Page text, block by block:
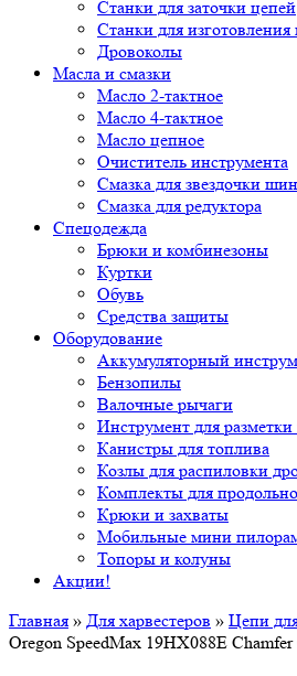
Cтанки для заточки цепей
Станки для изготовления
Дровоколы
Масла и смазки
Масло 2-тактное
Масло 4-тактное
Масло цепное
Очиститель инструмента
Смазка для звездочки
Смазка для редуктора
Спецодежда
Брюки и комбинезоны
Куртки
Обувь
Средства защиты
Оборудование
Аккумуляторный
Бензопилы
Валочные рычаги
Инструмент для
Канистры для топлива
Козлы для распиловки
Комплекты для
Крюки и захваты
Мобильные мини
Топоры и колуны
Акции!
Главная » Для харвестеров » Цепи
Oregon SpeedMax 19HX088E